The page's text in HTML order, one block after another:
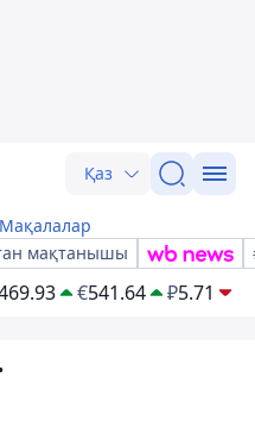
Қаз
Мақалалар
мақтанышы
€541.64 ₽5.71